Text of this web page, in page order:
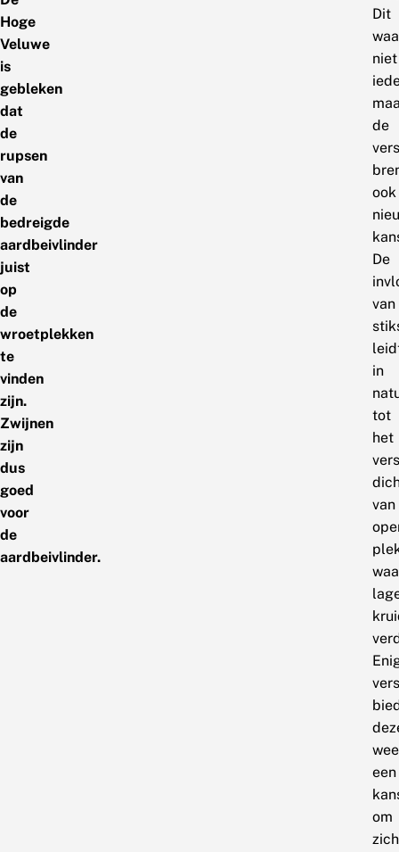
Hoge
Veluwe
is
gebleken
dat
de
rupsen
van
de
bedreigde
aardbeivlinder
juist
op
de
wroetplekken
te
vinden
zijn.
Zwijnen
zijn
dus
goed
voor
de
aardbeivlinder.
Dit
niet
de
ook
De
van
in
tot
het
van
een
om
zich